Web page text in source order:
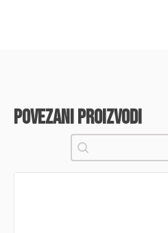
povezani proizvodi
Pretraži